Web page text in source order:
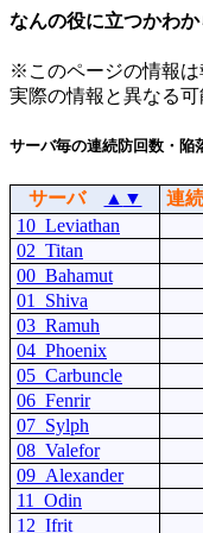
なんの役に立つかわ
※このページの情報は
実際の情報と異なる可
サーバ毎の連続防回数・陥
サーバ ▲ ▼ 連
10_Leviathan
02_Titan
00_Bahamut
01_Shiva
03_Ramuh
04_Phoenix
05_Carbuncle
06_Fenrir
07_Sylph
08_Valefor
09_Alexander
11_Odin
12_Ifrit